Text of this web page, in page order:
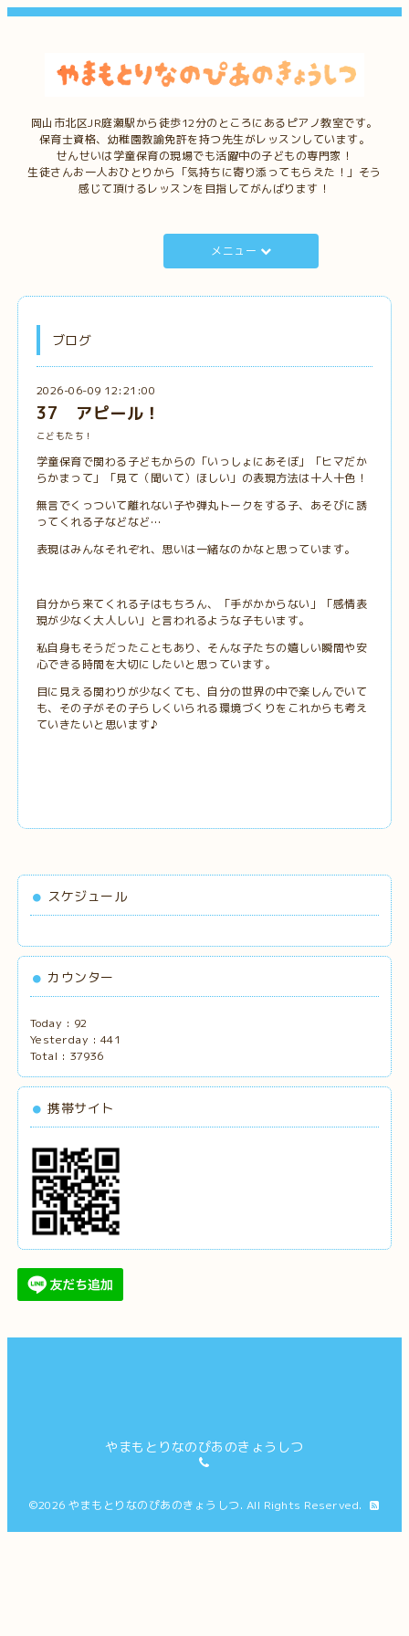
岡山市北区JR庭瀬駅から徒歩12分のところにあるピアノ教室です。
保育士資格、幼稚園教諭免許を持つ先生がレッスンしています。
せんせいは学童保育の現場でも活躍中の子どもの専門家！
生徒さんお一人おひとりから「気持ちに寄り添ってもらえた！」そう
感じて頂けるレッスンを目指してがんばります！
メニュー
ブログ
2026-06-09 12:21:00
37 アピール！
こどもたち！
学童保育で関わる子どもからの「いっしょにあそぼ」「ヒマだか
らかまって」「見て（聞いて）ほしい」の表現方法は十人十色！
無言でくっついて離れない子や弾丸トークをする子、あそびに誘
ってくれる子などなど…
表現はみんなそれぞれ、思いは一緒なのかなと思っています。
自分から来てくれる子はもちろん、「手がかからない」「感情表
現が少なく大人しい」と言われるような子もいます。
私自身もそうだったこともあり、そんな子たちの嬉しい瞬間や安
心できる時間を大切にしたいと思っています。
目に見える関わりが少なくても、自分の世界の中で楽しんでいて
も、その子がその子らしくいられる環境づくりをこれからも考え
ていきたいと思います♪
スケジュール
カウンター
Today : 92
Yesterday : 441
Total : 37936
携帯サイト
やまもとりなのぴあのきょうしつ
©2026やまもとりなのぴあのきょうしつ. All Rights Reserved.